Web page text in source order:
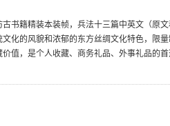
书籍精装本装帧，兵法十三篇中英文（原
化的风貌和浓郁的东方丝绸文化特色，限
值，是个人收藏、商务礼品、外事礼品的首